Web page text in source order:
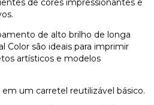
de cores impressionantes e
de alto brilho de longa
Color são ideais para imprimir
artísticos e modelos
um carretel reutilizável básico.